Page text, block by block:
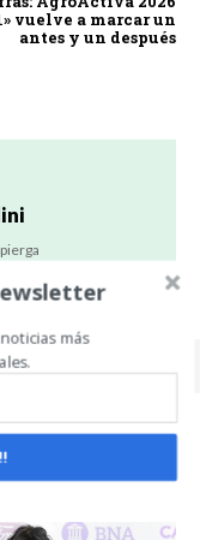
vuelve a marcar un
antes y un después
ALL MÁS
más